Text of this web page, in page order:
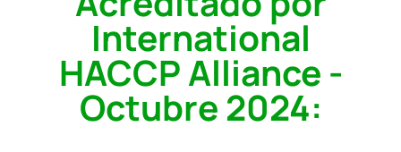
International
HACCP Alliance -
Octubre 2024: